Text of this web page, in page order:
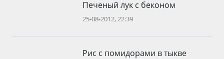
Печеный лук с беконом
25-08-2012, 22:39
Рис с помидорами в тыкве